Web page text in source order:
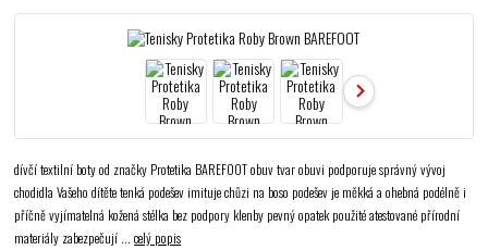
dívčí textilní boty od značky Protetika BAREFOOT obuv tvar obuvi podporuje správný vývoj
chodidla Vašeho dítěte tenká podešev imituje chůzi na boso podešev je měkká a ohebná podélně i
příčně vyjímatelná kožená stélka bez podpory klenby pevný opatek použité atestované přírodní
materiály zabezpečují ...celý popis